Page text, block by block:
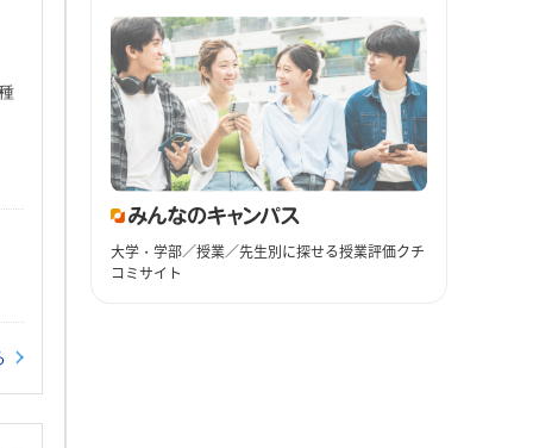
大学・学部／授業／先生別に探せる授業評価クチ
コミサイト